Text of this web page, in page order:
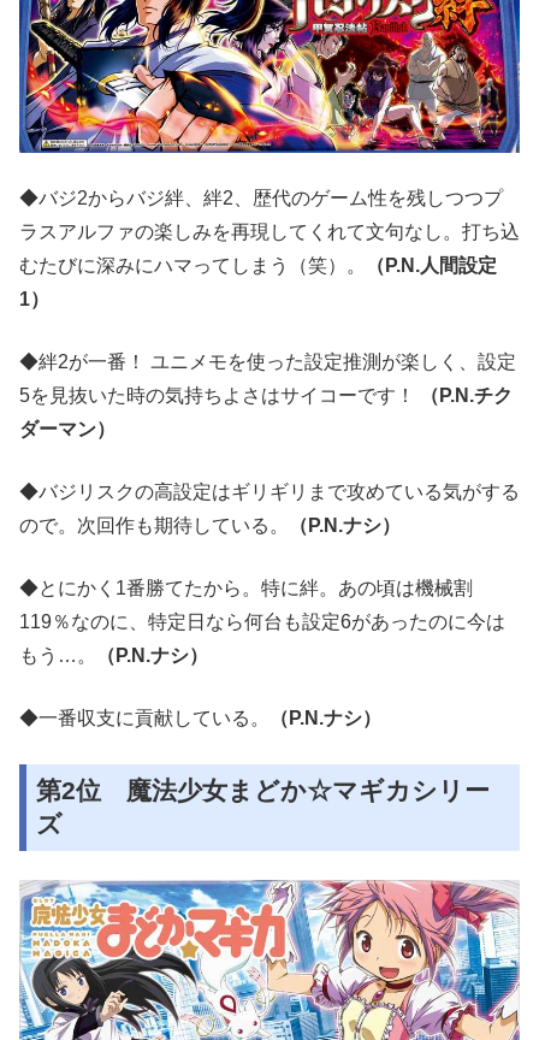
◆バジ2からバジ絆、絆2、歴代のゲーム性を残しつつプ
ラスアルファの楽しみを再現してくれて文句なし。打ち込
むたびに深みにハマってしまう（笑）。
（P.N.人間設定
1）
◆絆2が一番！ ユニメモを使った設定推測が楽しく、設定
5を見抜いた時の気持ちよさはサイコーです！
（P.N.チク
ダーマン）
◆バジリスクの高設定はギリギリまで攻めている気がする
ので。次回作も期待している。
（P.N.ナシ）
◆とにかく1番勝てたから。特に絆。あの頃は機械割
119％なのに、特定日なら何台も設定6があったのに今は
もう…。
（P.N.ナシ）
◆一番収支に貢献している。 （P.N.ナシ）
第2位 魔法少女まどか☆マギカシリー
ズ